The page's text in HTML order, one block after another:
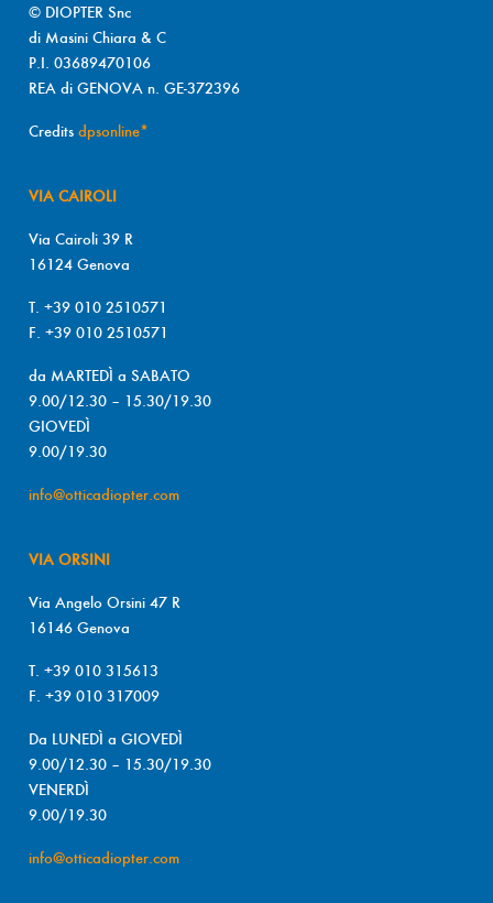
© DIOPTER Snc
di Masini Chiara & C
P.I. 03689470106
REA di GENOVA n. GE-372396
Credits dpsonline*
VIA CAIROLI
Via Cairoli 39 R
16124 Genova
T. +39 010 2510571
F. +39 010 2510571
da MARTEDÌ a SABATO
9.00/12.30 – 15.30/19.30
GIOVEDÌ
9.00/19.30
info@otticadiopter.com
VIA ORSINI
Via Angelo Orsini 47 R
16146 Genova
T. +39 010 315613
F. +39 010 317009
Da LUNEDÌ a GIOVEDÌ
9.00/12.30 – 15.30/19.30
VENERDÌ
9.00/19.30
info@otticadiopter.com